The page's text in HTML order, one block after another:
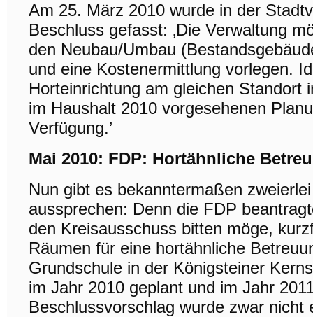
Am 25. März 2010 wurde in der
Beschluss gefasst: ‚Die Verwaltung
den Neubau/Umbau
und eine Kostenermittlung vorlegen.
Horteinrichtung am gleichen Standort
im Haushalt 2010 vorgesehenen
Verfügung.’
Mai 2010: FDP: Hortähnliche
Nun gibt es bekanntermaßen
aussprechen: Denn die FDP
den Kreisausschuss bitten möge,
Räumen für eine hortähnliche
Grundschule in der Königsteiner
im Jahr 2010 geplant und im Jahr
Beschlussvorschlag wurde zwar